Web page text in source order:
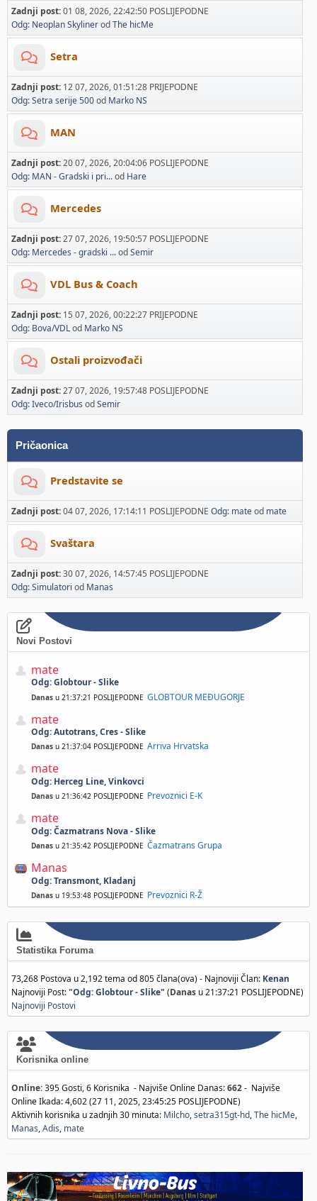
Zadnji post:01 08, 2026, 22:42:50 POSLIJEPODNE
Odg: Neoplan SkylinerodThe hicMe
Setra
Zadnji post: 12 07, 2026, 01:51:28 PRIJEPODNE
Odg: Setra serije 500od Marko NS
MAN
Zadnji post:20 07, 2026, 20:04:06 POSLIJEPODNE
Odg: MAN - Gradski i pri...od Hare
Mercedes
Zadnji post:27 07, 2026, 19:50:57 POSLIJEPODNE
Odg: Mercedes - gradski ...odSemir
VDL Bus & Coach
Zadnji post: 15 07, 2026, 00:22:27 PRIJEPODNE
Odg: Bova/VDLod Marko NS
Ostali proizvođači
Zadnji post:27 07, 2026, 19:57:48 POSLIJEPODNE
Odg: Iveco/Irisbus odSemir
Pričaonica
Predstavite se
Zadnji post:04 07, 2026, 17:14:11 POSLIJEPODNE Odg: mateod mate
Svaštara
Zadnji post:30 07, 2026, 14:57:45 POSLIJEPODNE
Odg: Simulatori od Manas
Novi Postovi
mate
Odg: Globtour - Slike
Danas u 21:37:21 POSLIJEPODNE GLOBTOUR MEĐUGORJE
mate
Odg: Autotrans, Cres - Slike
Danas u 21:37:04 POSLIJEPODNE Arriva Hrvatska
mate
Odg: Herceg Line, Vinkovci
Danas u 21:36:42 POSLIJEPODNE Prevoznici E-K
mate
Odg: Čazmatrans Nova - Slike
Danas u 21:35:42 POSLIJEPODNE Čazmatrans Grupa
Manas
Odg: Transmont, Kladanj
Danas u 19:53:48 POSLIJEPODNE Prevoznici R-Ž
Statistika Foruma
73,268 Postova u 2,192 tema od 805 člana(ova) - Najnoviji Član: Kenan
Najnoviji Post:"Odg: Globtour - Slike" (Danas u 21:37:21 POSLIJEPODNE)
Najnoviji Postovi
Korisnika online
Online:395 Gosti, 6 Korisnika - Najviše Online Danas:662- Najviše
Online Ikada: 4,602 (27 11, 2025, 23:45:25 POSLIJEPODNE)
Aktivnih korisnika u zadnjih 30 minuta: Milcho,setra315gt-hd,The hicMe,
Manas,Adis, mate